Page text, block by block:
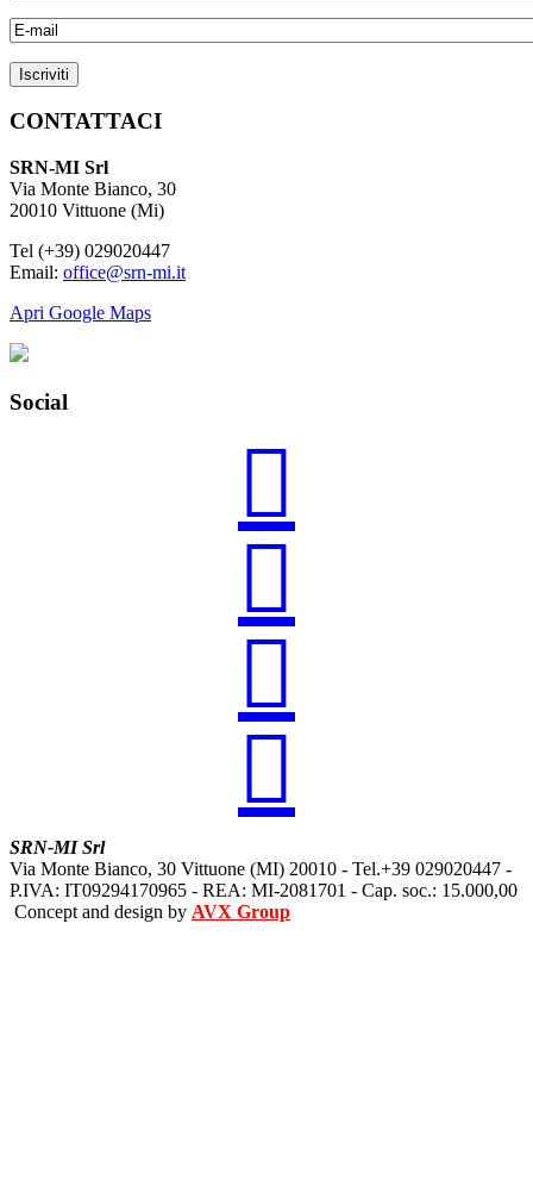
CONTATTACI
SRN-MI Srl
Via Monte Bianco, 30
20010 Vittuone (Mi)
Tel (+39) 029020447
Email: office@srn-mi.it
Apri Google Maps
Social




SRN-MI Srl
Via Monte Bianco, 30 Vittuone (MI) 20010 - Tel.+39 029020447 -
P.IVA: IT09294170965 - REA: MI-2081701 - Cap. soc.: 15.000,00
Concept and design by AVX Group